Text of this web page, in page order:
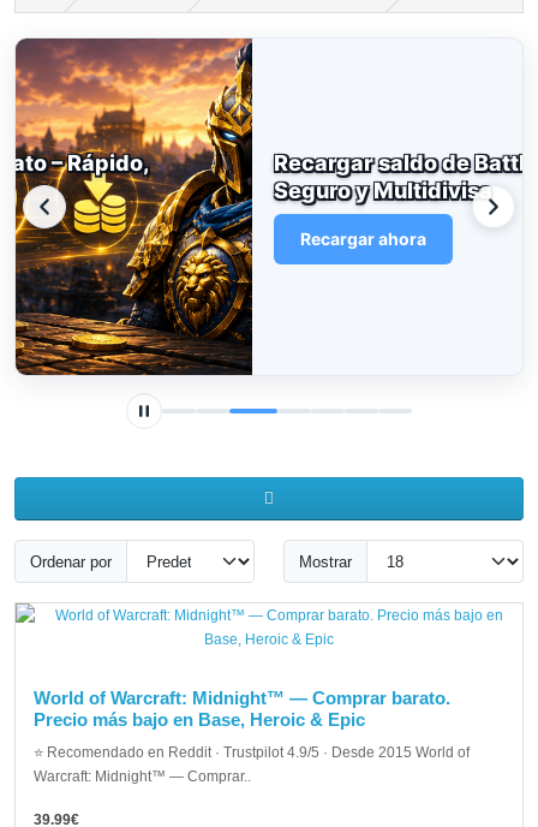
Recargar saldo de Battle.net – Rápido,
Seguro y Multidivisa
Recargar ahora
Ordenar por Mostrar
World of Warcraft: Midnight™ — Comprar barato.
Precio más bajo en Base, Heroic & Epic
⭐ Recomendado en Reddit · Trustpilot 4.9/5 · Desde 2015 World of
Warcraft: Midnight™ — Comprar..
39.99€